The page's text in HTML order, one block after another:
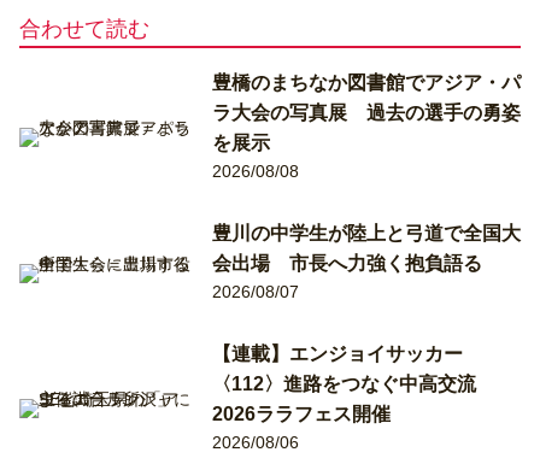
合わせて読む
豊橋のまちなか図書館でアジア・パ
ラ大会の写真展 過去の選手の勇姿
を展示
2026/08/08
豊川の中学生が陸上と弓道で全国大
会出場 市長へ力強く抱負語る
2026/08/07
【連載】エンジョイサッカー
〈112〉進路をつなぐ中高交流
2026ララフェス開催
2026/08/06